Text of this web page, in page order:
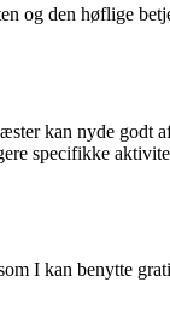
og den høflige
kan nyde godt
specifikke
I kan benytte